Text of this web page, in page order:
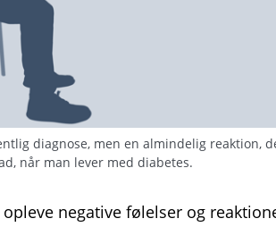
diagnose, men en almindelig reaktion,
når man lever med diabetes.
negative følelser og